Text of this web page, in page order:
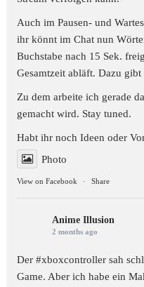
Auch im Pausen- und
ihr könnt im Chat nun
Buchstabe nach 15 Sek.
Gesamtzeit abläft. Dazu
Zu dem arbeite ich gerade
gemacht wird. Stay tuned.
Habt ihr noch Ideen oder
Photo
View on Facebook · Share
Anime Illusion
2 months ago
Der #xboxcontroller sah
Game. Aber ich habe ein